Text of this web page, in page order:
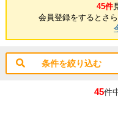
45件
会員登録をするとさ
条件を絞り込む
45件